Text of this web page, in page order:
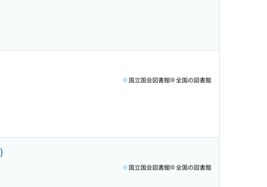
国立国会図書館 全国の図書館
)
国立国会図書館 全国の図書館